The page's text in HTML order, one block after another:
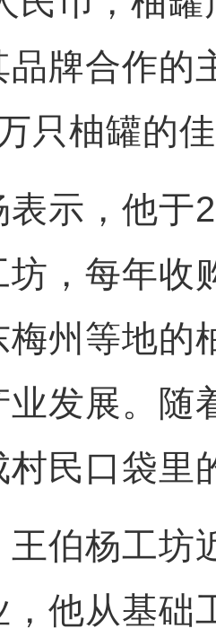
品牌合作的
只柚罐的
，他于
坊，每年收
梅州等地的
业发展。随
民口袋里
杨工坊
，他从基础